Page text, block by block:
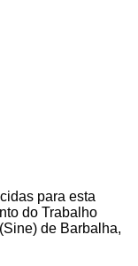
para esta
do Trabalho
de Barbalha,